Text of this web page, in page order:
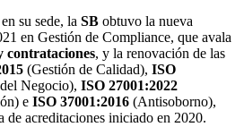
su sede, la SB obtuvo la nueva
en Gestión de Compliance, que avala
contrataciones, y la renovación de las
(Gestión de Calidad), ISO
Negocio), ISO 27001:2022
e ISO 37001:2016 (Antisoborno),
de acreditaciones iniciado en 2020.